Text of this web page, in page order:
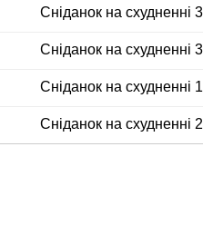
Сніданок на схудненні
Сніданок на схудненні
Сніданок на схудненні
Сніданок на схудненні